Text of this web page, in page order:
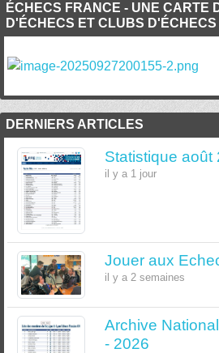
ÉCHECS FRANCE - UNE CARTE
D'ÉCHECS ET CLUBS
DERNIERS ARTICLES
Statistique août
il y a 1 jour
Jouer aux
il y a 2 semaines
Archive
- 2026